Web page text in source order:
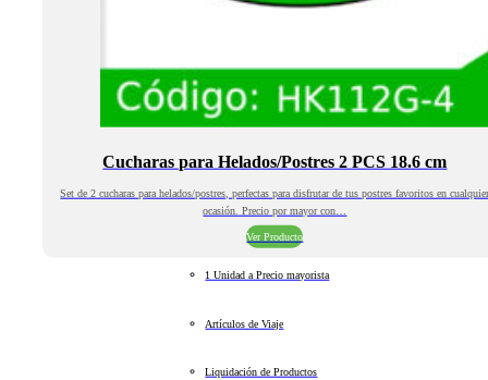
Cucharas para Helados/Postres 2 PCS 18.6 cm
Set de 2 cucharas para helados/postres, perfectas para disfrutar de tus postres favoritos en
ocasión. Precio por mayor con…
Ver Producto
1 Unidad a Precio mayorista
Artículos de Viaje
Liquidación de Productos